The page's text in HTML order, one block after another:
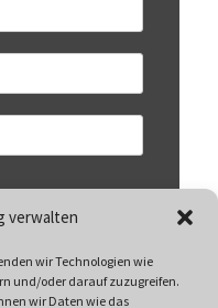
verwalten
wir Technologien wie
und/oder darauf zuzugreifen.
wir Daten wie das